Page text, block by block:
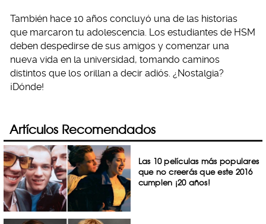
También hace 10 años concluyó una de las historias
que marcaron tu adolescencia. Los estudiantes de HSM
deben despedirse de sus amigos y comenzar una
nueva vida en la universidad, tomando caminos
distintos que los orillan a decir adiós. ¿Nostalgia?
¡Dónde!
Artículos Recomendados
Las 10 películas más populares
que no creerás que este 2016
cumplen ¡20 años!